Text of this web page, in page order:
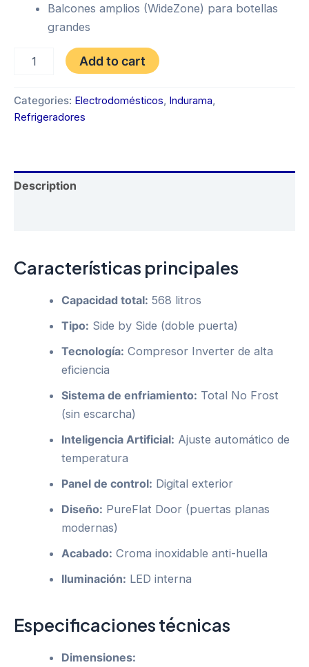
Balcones amplios (WideZone) para botellas
grandes
REFRIGERADORA
SIDE
SIDE
LITROS
CR
Add to cart
Categories: Electrodomésticos, Indurama,
Refrigeradores
Description
Características principales
Capacidad total: 568 litros
Tipo: Side by Side (doble puerta)
Tecnología: Compresor Inverter de alta
eficiencia
Sistema de enfriamiento: Total No Frost
(sin escarcha)
Inteligencia Artificial: Ajuste automático de
temperatura
Panel de control: Digital exterior
Diseño: PureFlat Door (puertas planas
modernas)
Acabado: Croma inoxidable anti-huella
Iluminación: LED interna
Especificaciones técnicas
Dimensiones: